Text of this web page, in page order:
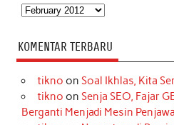
Arsip
KOMENTAR TERBARU
tikno on Soal Ikhlas, Kita
tikno on Senja SEO, Fajar
Berganti Menjadi Mesin